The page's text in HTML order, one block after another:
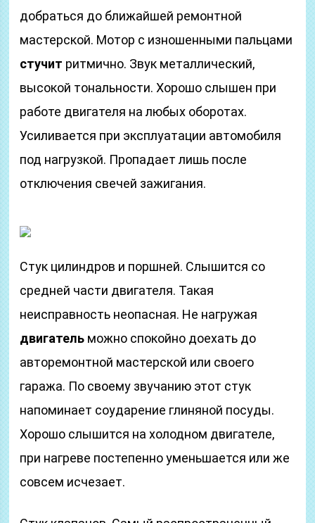
добраться до ближайшей ремонтной
мастерской. Мотор с изношенными пальцами
стучит ритмично. Звук металлический,
высокой тональности. Хорошо слышен при
работе двигателя на любых оборотах.
Усиливается при эксплуатации автомобиля
под нагрузкой. Пропадает лишь после
отключения свечей зажигания.
Стук цилиндров и поршней. Слышится со
средней части двигателя. Такая
неисправность неопасная. Не нагружая
двигатель можно спокойно доехать до
авторемонтной мастерской или своего
гаража. По своему звучанию этот стук
напоминает соударение глиняной посуды.
Хорошо слышится на холодном двигателе,
при нагреве постепенно уменьшается или же
совсем исчезает.